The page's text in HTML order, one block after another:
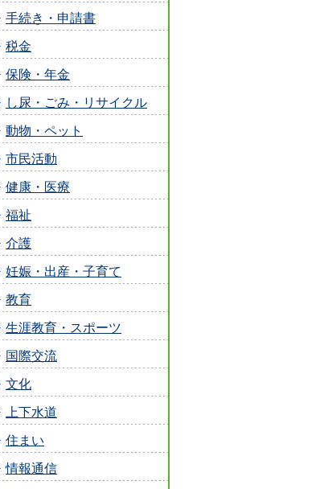
手続き・申請書
税金
保険・年金
し尿・ごみ・リサイクル
動物・ペット
市民活動
健康・医療
福祉
介護
妊娠・出産・子育て
教育
生涯教育・スポーツ
国際交流
文化
上下水道
住まい
情報通信